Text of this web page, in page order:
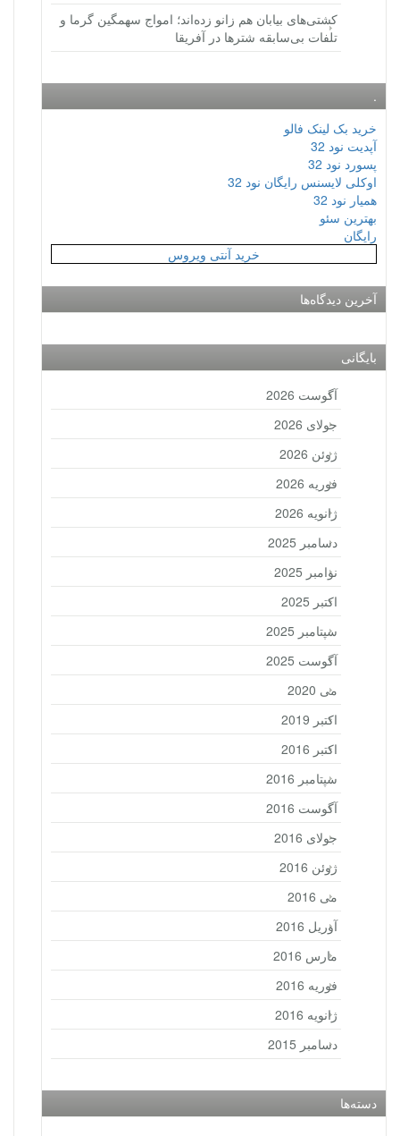
کشتی‌های بیابان هم زانو زده‌اند؛ امواج سهمگین گرما و
تلفات بی‌سابقه شترها در آفریقا
.
خرید بک لینک فالو
آپدیت نود 32
پسورد نود 32
اوکلی لایسنس رایگان نود 32
همیار نود 32
بهترین سئو
رایگان
خرید آنتی ویروس
آخرین دیدگاه‌ها
بایگانی
آگوست 2026
جولای 2026
ژوئن 2026
فوریه 2026
ژانویه 2026
دسامبر 2025
نوامبر 2025
اکتبر 2025
سپتامبر 2025
آگوست 2025
می 2020
اکتبر 2019
اکتبر 2016
سپتامبر 2016
آگوست 2016
جولای 2016
ژوئن 2016
می 2016
آوریل 2016
مارس 2016
فوریه 2016
ژانویه 2016
دسامبر 2015
دسته‌ها